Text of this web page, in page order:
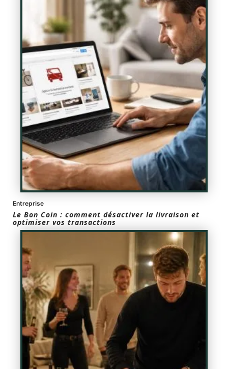
Entreprise
Le Bon Coin : comment désactiver la livraison et
optimiser vos transactions